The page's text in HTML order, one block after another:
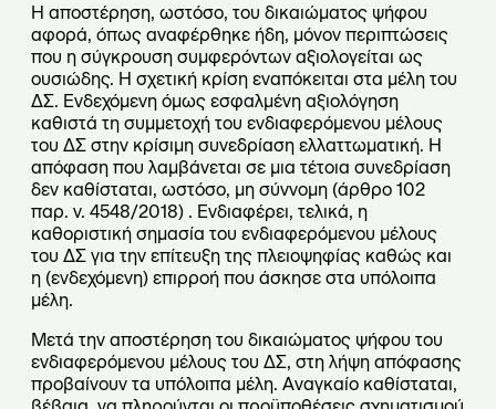
Η αποστέρηση, ωστόσο, του δικαιώματος ψήφου
αφορά, όπως αναφέρθηκε ήδη, μόνον περιπτώσεις
που η σύγκρουση συμφερόντων αξιολογείται ως
ουσιώδης. Η σχετική κρίση εναπόκειται στα μέλη του
ΔΣ. Ενδεχόμενη όμως εσφαλμένη αξιολόγηση
καθιστά τη συμμετοχή του ενδιαφερόμενου μέλους
του ΔΣ στην κρίσιμη συνεδρίαση ελλαττωματική. Η
απόφαση που λαμβάνεται σε μια τέτοια συνεδρίαση
δεν καθίσταται, ωστόσο, μη σύννομη (άρθρο 102
παρ. ν. 4548/2018) . Ενδιαφέρει, τελικά, η
καθοριστική σημασία του ενδιαφερόμενου μέλους
του ΔΣ για την επίτευξη της πλειοψηφίας καθώς και
η (ενδεχόμενη) επιρροή που άσκησε στα υπόλοιπα
μέλη.
Μετά την αποστέρηση του δικαιώματος ψήφου του
ενδιαφερόμενου μέλους του ΔΣ, στη λήψη απόφασης
προβαίνουν τα υπόλοιπα μέλη. Αναγκαίο καθίσταται,